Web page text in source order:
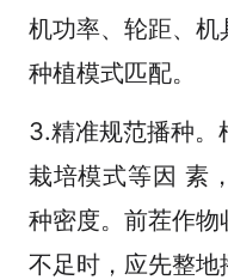
机功率、轮距、机
种植模式匹配。
3.精准规范播种。
栽培模式等因 素
种密度。前茬作
不足时，应先整